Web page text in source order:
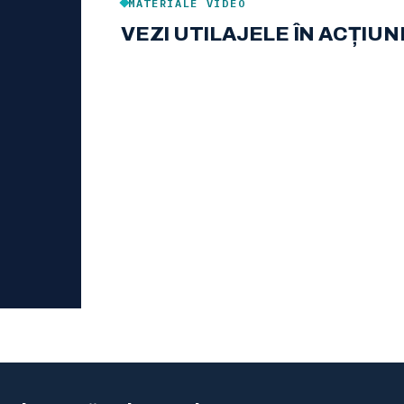
MATERIALE VIDEO
VEZI UTILAJELE ÎN